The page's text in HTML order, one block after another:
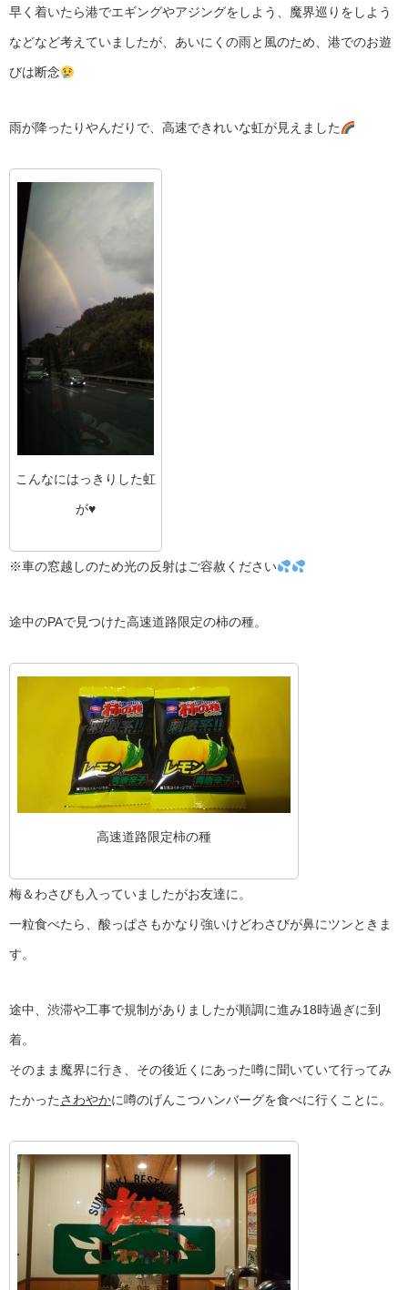
早く着いたら港でエギングやアジングをしよう、魔界巡りをしよう
などなど考えていましたが、あいにくの雨と風のため、港でのお遊
びは断念
雨が降ったりやんだりで、高速できれいな虹が見えました
こんなにはっきりした虹
が♥️
※車の窓越しのため光の反射はご容赦ください
途中のPAで見つけた高速道路限定の柿の種。
高速道路限定柿の種
梅＆わさびも入っていましたがお友達に。
一粒食べたら、酸っぱさもかなり強いけどわさびが鼻にツンときま
す。
途中、渋滞や工事で規制がありましたが順調に進み18時過ぎに到
着。
そのまま魔界に行き、その後近くにあった噂に聞いていて行ってみ
たかったさわやかに噂のげんこつハンバーグを食べに行くことに。